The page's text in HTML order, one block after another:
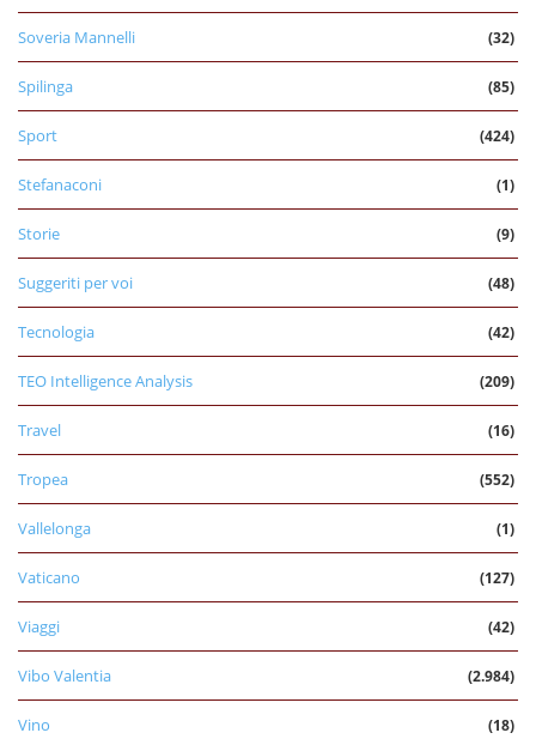
Soveria Mannelli (32)
Spilinga (85)
Sport (424)
Stefanaconi (1)
Storie (9)
Suggeriti per voi (48)
Tecnologia (42)
TEO Intelligence Analysis (209)
Travel (16)
Tropea (552)
Vallelonga (1)
Vaticano (127)
Viaggi (42)
Vibo Valentia (2.984)
Vino (18)